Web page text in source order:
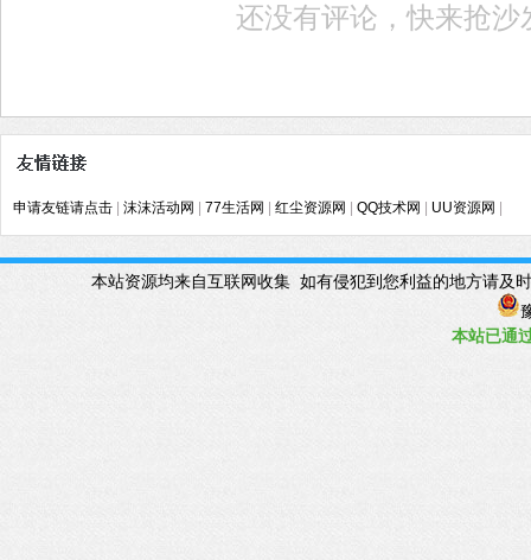
还没有评论，快来抢沙
申请友链请点击 沫沫活动网 77生活网 红尘资源网 QQ技术网 UU资源网
本站资源均来自互联网收集 如有侵犯到您利益的地方请
本站已通